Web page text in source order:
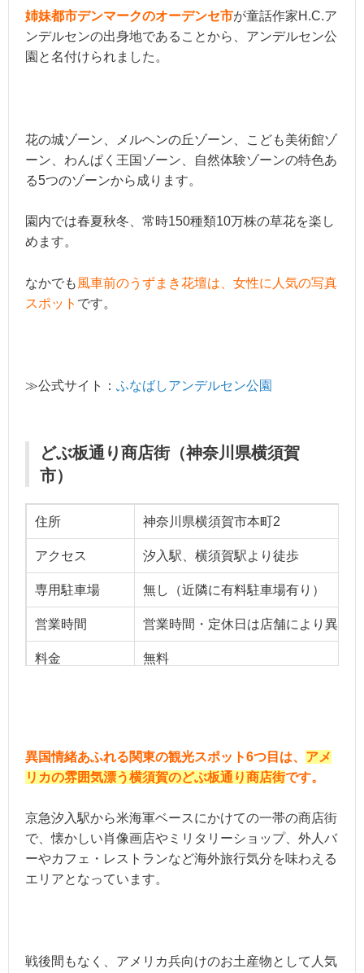
姉妹都市デンマークのオーデンセ市が童話作家H.C.ア
ンデルセンの出身地であることから、アンデルセン公
園と名付けられました。
花の城ゾーン、メルヘンの丘ゾーン、こども美術館ゾ
ーン、わんぱく王国ゾーン、自然体験ゾーンの特色あ
る5つのゾーンから成ります。
園内では春夏秋冬、常時150種類10万株の草花を楽し
めます。
なかでも 風車前のうずまき花壇は、女性に人気の写真
スポット です。
≫公式サイト： ふなばしアンデルセン公園
どぶ板通り商店街（神奈川県横須賀
市）
住所 神奈川県横須賀市本町2
アクセス 汐入駅、横須賀駅より徒歩
専用駐車場 無し（近隣に有料駐車場有り）
営業時間 営業時間・定休日は店舗により異なる
料金 無料
異国情緒あふれる関東の観光スポット6つ目は、 アメ
リカの雰囲気漂う横須賀のどぶ板通り商店街です。
京急汐入駅から米海軍ベースにかけての一帯の商店街
で、懐かしい肖像画店やミリタリーショップ、外人バ
ーやカフェ・レストランなど海外旅行気分を味わえる
エリアとなっています。
戦後間もなく、アメリカ兵向けのお土産物として人気